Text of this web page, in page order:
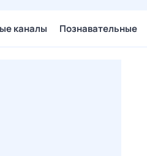
каналы Познавательные